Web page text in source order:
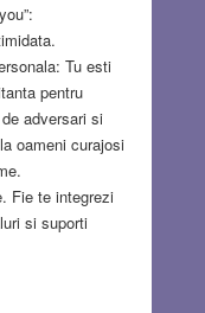
Tu esti
pentru
adversari si
oameni curajosi
Fie te integrezi
si suporti